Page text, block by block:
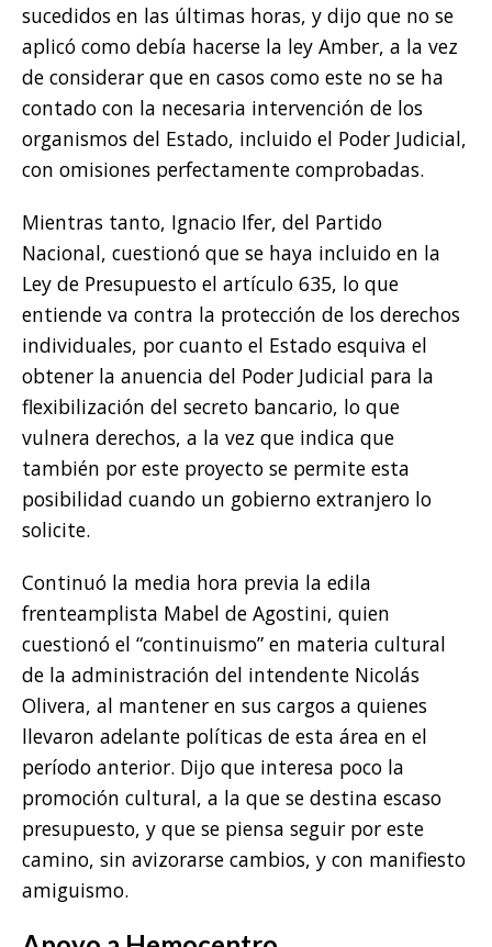
sucedidos en las últimas horas, y dijo que no se
aplicó como debía hacerse la ley Amber, a la vez
de considerar que en casos como este no se ha
contado con la necesaria intervención de los
organismos del Estado, incluido el Poder Judicial,
con omisiones perfectamente comprobadas.
Mientras tanto, Ignacio Ifer, del Partido
Nacional, cuestionó que se haya incluido en la
Ley de Presupuesto el artículo 635, lo que
entiende va contra la protección de los derechos
individuales, por cuanto el Estado esquiva el
obtener la anuencia del Poder Judicial para la
flexibilización del secreto bancario, lo que
vulnera derechos, a la vez que indica que
también por este proyecto se permite esta
posibilidad cuando un gobierno extranjero lo
solicite.
Continuó la media hora previa la edila
frenteamplista Mabel de Agostini, quien
cuestionó el “continuismo” en materia cultural
de la administración del intendente Nicolás
Olivera, al mantener en sus cargos a quienes
llevaron adelante políticas de esta área en el
período anterior. Dijo que interesa poco la
promoción cultural, a la que se destina escaso
presupuesto, y que se piensa seguir por este
camino, sin avizorarse cambios, y con manifiesto
amiguismo.